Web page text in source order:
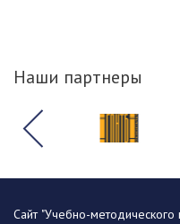
Наши партнеры
Сайт "Учебно-